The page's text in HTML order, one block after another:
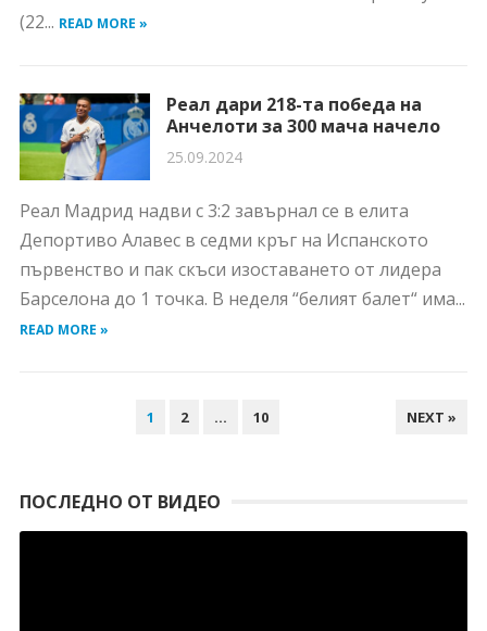
(22... READ MORE »
Реал дари 218-та победа на
Анчелоти за 300 мача начело
25.09.2024
Реал Мадрид надви с 3:2 завърнал се в елита
Депортиво Алавес в седми кръг на Испанското
първенство и пак скъси изоставането от лидера
Барселона до 1 точка. В неделя “белият балет“ има...
READ MORE »
1 2 … 10 NEXT »
ПОСЛЕДНО ОТ ВИДЕО